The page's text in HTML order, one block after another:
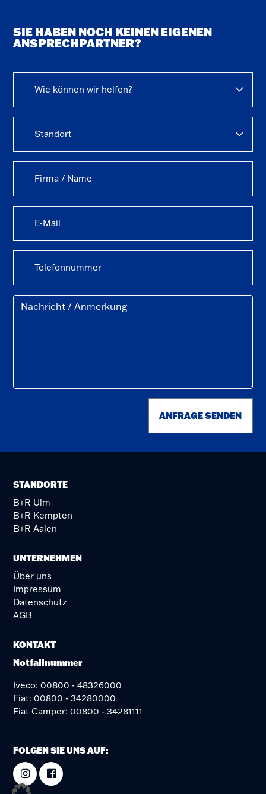
SIE HABEN NOCH KEINEN EIGENEN
ANSPRECHPARTNER?
Wie können wir helfen?
Standort
ANFRAGE SENDEN
STANDORTE
B+R Ulm
B+R Kempten
B+R Aalen
UNTERNEHMEN
Über uns
Impressum
Datenschutz
AGB
KONTAKT
Notfallnummer
Iveco: 00800 - 48326000
Fiat: 00800 - 34280000
Fiat Camper: 00800 - 34281111
FOLGEN SIE UNS AUF: